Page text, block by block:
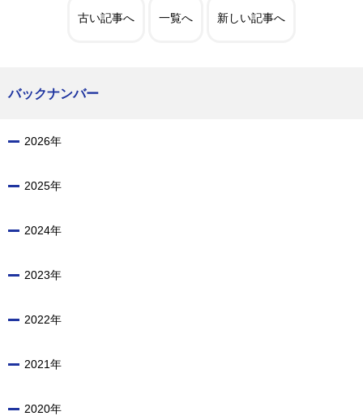
古い記事へ 一覧へ 新しい記事へ
バックナンバー
2026年
2025年
2024年
2023年
2022年
2021年
2020年